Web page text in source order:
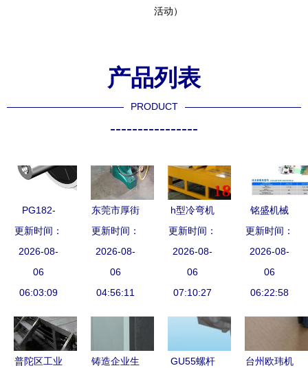
活动）
产品列表
PRODUCT
----------------
PG182-
010行星减
速机 专为
西门子伺服
电机优化的
之选
更新时间：
2026-08-
06
06:03:09
东莞市厚街
坤泰铸造机
械设备厂
自动化生产
线引领智造
更新时间：
2026-08-
06
04:56:11
h型冷弯机
阿拉善-哪
里有卖？机
械设备及配
件采购指南
更新时间：
2026-08-
06
07:10:27
铭盛机械
深耕生物质
设备与环模
配件，自动
化产线引领
更新时间：
2026-08-
06
06:22:58
普陀区工业
铸造企业生
GU55螺杆
台州欧玮机